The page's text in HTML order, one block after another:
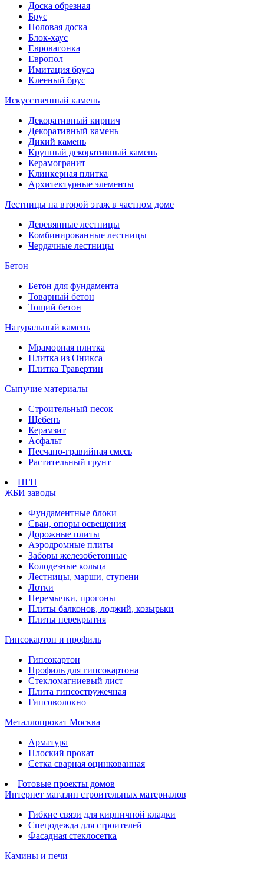
Доска обрезная
Брус
Половая доска
Блок-хаус
Евровагонка
Европол
Имитация бруса
Клееный брус
Искусственный камень
Декоративный кирпич
Декоративный камень
Дикий камень
Крупный декоративный камень
Керамогранит
Клинкерная плитка
Архитектурные элементы
Лестницы на второй этаж в частном доме
Деревянные лестницы
Комбинированные лестницы
Чердачные лестницы
Бетон
Бетон для фундамента
Товарный бетон
Тощий бетон
Натуральный камень
Мраморная плитка
Плитка из Оникса
Плитка Травертин
Сыпучие материалы
Строительный песок
Щебень
Керамзит
Асфальт
Песчано-гравийная смесь
Растительный грунт
ПГП
ЖБИ заводы
Фундаментные блоки
Сваи, опоры освещения
Дорожные плиты
Аэродромные плиты
Заборы железобетонные
Колодезные кольца
Лестницы, марши, ступени
Лотки
Перемычки, прогоны
Плиты балконов, лоджий, козырьки
Плиты перекрытия
Гипсокартон и профиль
Гипсокартон
Профиль для гипсокартона
Стекломагниевый лист
Плита гипсостружечная
Гипсоволокно
Металлопрокат Москва
Арматура
Плоский прокат
Сетка сварная оцинкованная
Готовые проекты домов
Интернет магазин строительных материалов
Гибкие связи для кирпичной кладки
Спецодежда для строителей
Фасадная стеклосетка
Камины и печи